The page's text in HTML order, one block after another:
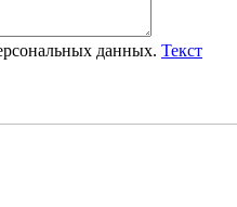
данных. Текст